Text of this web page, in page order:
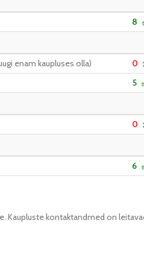
8
enam kaupluses olla)
0
5
0
6
Kaupluste kontaktandmed on